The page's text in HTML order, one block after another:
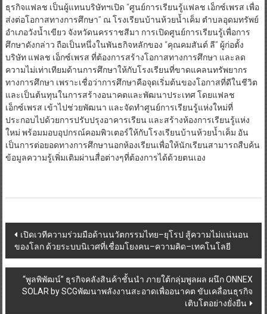
ธุรกิจแฟลช เป็นผู้แทนบริษัทฯเปิด “ศูนย์การเรียนรู้แฟลช เอ็กซ์เพรส เพื่อ
ส่งต่อโอกาสทางการศึกษา” ณ โรงเรียนบ้านห้วยน้ำเค็ม ตำบลอุดมทรัพย์
อำเภอวังน้ำเขียว จังหวัดนครราชสีมา การเปิดศูนย์การเรียนรู้เพื่อการ
ศึกษาดังกล่าว ถือเป็นหนึ่งในพันธกิจหลักของ “คุณคมสันต์ ลี” ผู้ก่อตั้ง
บริษัท แฟลช เอ็กซ์เพรส ที่ต้องการสร้างโอกาสทางการศึกษา และลด
ความไม่เท่าเทียมด้านการศึกษาให้กับโรงเรียนที่ขาดแคลนทรัพยากร
ทางการศึกษา เพราะเชื่อว่าการศึกษาคือจุดเริ่มต้นของโอกาสที่ดีในชีวิต
และเป็นต้นทุนในการสร้างอนาคตและพัฒนาประเทศ โดยแฟลช
เอ็กซ์เพรส เข้าไปช่วยพัฒนา และจัดทำศูนย์การเรียนรู้แห่งใหม่ที่
ประกอบไปด้วยการปรับปรุงอาคารเรียน และสร้างห้องการเรียนรู้แห่ง
ใหม่ พร้อมมอบอุปกรณ์คอมพิวเตอร์ให้กับโรงเรียนบ้านห้วยน้ำเค็ม อัน
เป็นการต่อยอดทางการศึกษานอกห้องเรียนเพื่อให้นักเรียนสามารถสืบค้น
ข้อมูลความรู้เพิ่มเติมผ่านสื่อต่างๆที่ต้องการได้ด้วยตนเอง
Post
navigation
เปิดเวทีความร่วมมือด้านนวัตกรรมไทย–ยุโรป สู้ความไม่แน่นอน
ของโลก ด้วยระบบนิเวศที่เชื่อมโยงคน–ความคิด–เทคโนโลยี
“พูลพิพัฒน์” ธุรกิจคลังสินค้าชั้นนำ ภายใต้กลุ่มพูลผล ผนึก ONNEX
SOLAR by SCGพัฒนาพลังงานสะอาดเพื่ออนาคต ขับเคลื่อนธุรกิจ
เติบโตอย่างยั่งยืน